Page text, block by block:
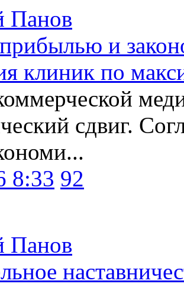
Панов
и
клиник по
сдвиг.
8:33 92
Панов